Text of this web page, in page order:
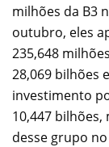
milhões da B3
outubro, eles
235,648
28,069 bilhões
investimento
10,447
desse grupo